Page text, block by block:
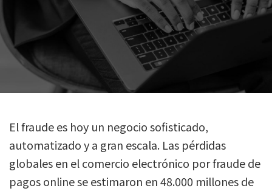
El fraude es hoy un negocio sofisticado,
automatizado y a gran escala. Las pérdidas
globales en el comercio electrónico por fraude de
pagos online se estimaron en 48.000 millones de